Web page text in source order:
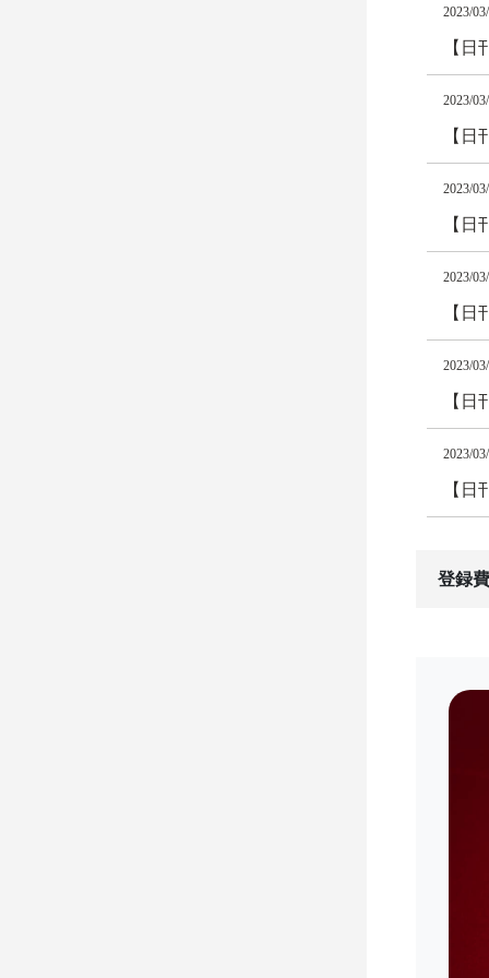
2023/
【
2023/
【
2023/
【
2023/
【
2023/
【
2023/
【
登録